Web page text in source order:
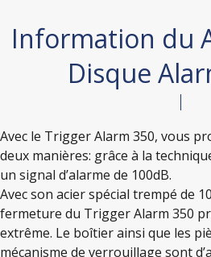
Information du
Disque
Avec le Trigger Alarm 350, vous
deux manières: grâce à la
un signal d’alarme de 100dB.
Avec son acier spécial trempé de
fermeture du Trigger Alarm 350
extrême. Le boîtier ainsi que les
mécanisme de verrouillage sont